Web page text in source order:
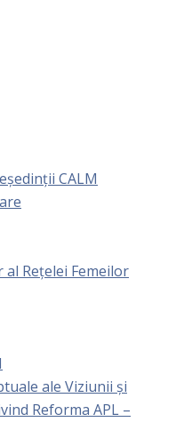
CALM
Rețelei Femeilor
ale Viziunii și
Reforma APL –